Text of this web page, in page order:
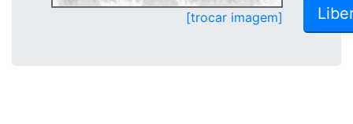
[trocar imagem]